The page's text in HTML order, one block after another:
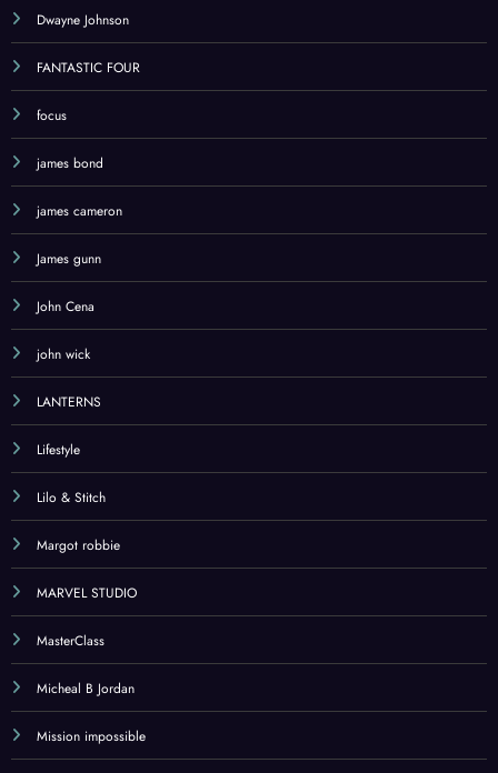
Dwayne Johnson
FANTASTIC FOUR
focus
james bond
james cameron
James gunn
John Cena
john wick
LANTERNS
Lifestyle
Lilo & Stitch
Margot robbie
MARVEL STUDIO
MasterClass
Micheal B Jordan
Mission impossible